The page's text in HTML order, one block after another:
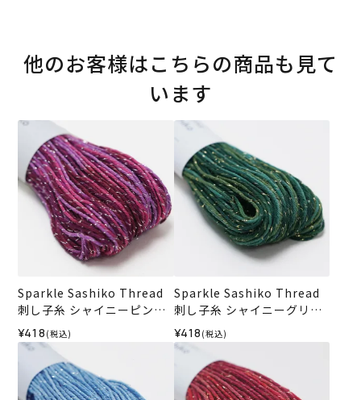
他のお客様はこちらの商品も見て
います
Sparkle Sashiko Thread
刺し子糸 シャイニーピンク
＜504＞
¥418 (税込)
Sparkle Sashiko Thread
刺し子糸 シャイニーグリー
ン＜505＞
¥418 (税込)